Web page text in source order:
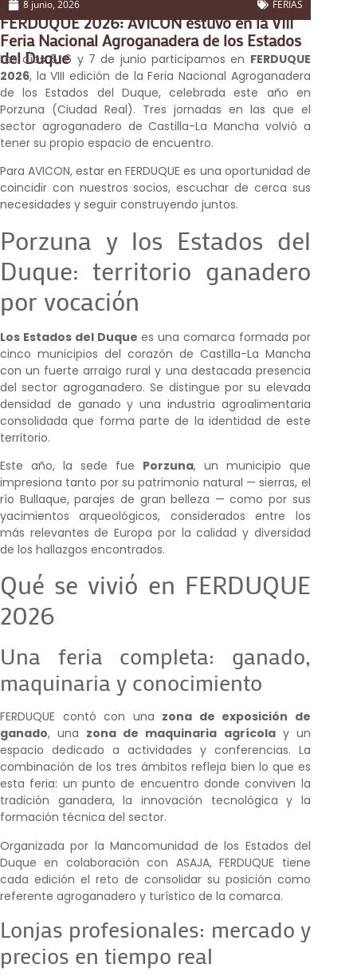
8 junio, 2026 FERIAS
FERDUQUE 2026: AVICON estuvo en la VIII
Feria Nacional Agroganadera de los Estados
del Duque
Los días 5, 6 y 7 de junio participamos en FERDUQUE
2026, la VIII edición de la Feria Nacional Agroganadera
de los Estados del Duque, celebrada este año en
Porzuna (Ciudad Real). Tres jornadas en las que el
sector agroganadero de Castilla-La Mancha volvió a
tener su propio espacio de encuentro.
Para AVICON, estar en FERDUQUE es una oportunidad de
coincidir con nuestros socios, escuchar de cerca sus
necesidades y seguir construyendo juntos.
Porzuna y los Estados del
Duque: territorio ganadero
por vocación
Los Estados del Duque es una comarca formada por
cinco municipios del corazón de Castilla-La Mancha
con un fuerte arraigo rural y una destacada presencia
del sector agroganadero. Se distingue por su elevada
densidad de ganado y una industria agroalimentaria
consolidada que forma parte de la identidad de este
territorio.
Este año, la sede fue Porzuna, un municipio que
impresiona tanto por su patrimonio natural — sierras, el
río Bullaque, parajes de gran belleza — como por sus
yacimientos arqueológicos, considerados entre los
más relevantes de Europa por la calidad y diversidad
de los hallazgos encontrados.
Qué se vivió en FERDUQUE
2026
Una feria completa: ganado,
maquinaria y conocimiento
FERDUQUE contó con una zona de exposición de
ganado, una zona de maquinaria agrícolay un
espacio dedicado a actividades y conferencias. La
combinación de los tres ámbitos refleja bien lo que es
esta feria: un punto de encuentro donde conviven la
tradición ganadera, la innovación tecnológica y la
formación técnica del sector.
Organizada por la Mancomunidad de los Estados del
Duque en colaboración con ASAJA, FERDUQUE tiene
cada edición el reto de consolidar su posición como
referente agroganadero y turístico de la comarca.
Lonjas profesionales: mercado y
precios en tiempo real